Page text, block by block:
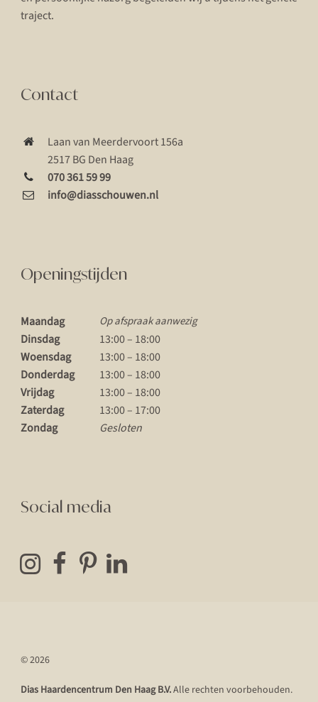
traject.
Contact
Laan van Meerdervoort 156a
2517 BG Den Haag
070 361 59 99
info@diasschouwen.nl
Openingstijden
Maandag Op afspraak aanwezig
Dinsdag
13:00 – 18:00
Woensdag
13:00 – 18:00
Donderdag
13:00 – 18:00
Vrijdag
13:00 – 18:00
Zaterdag
13:00 – 17:00
Zondag
Gesloten
Social media
© 2026
Dias Haardencentrum Den Haag B.V.Alle rechten voorbehouden.